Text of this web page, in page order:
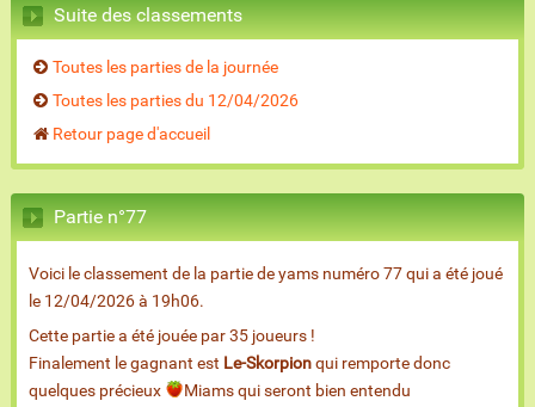
Suite des classements
Toutes les parties de la journée
Toutes les parties du 12/04/2026
Retour page d'accueil
Partie n°77
Voici le classement de la partie de yams numéro 77 qui a été joué
le 12/04/2026 à 19h06.
Cette partie a été jouée par 35 joueurs !
Finalement le gagnant est Le-Skorpionqui remporte donc
quelques précieux
Miams qui seront bien entendu